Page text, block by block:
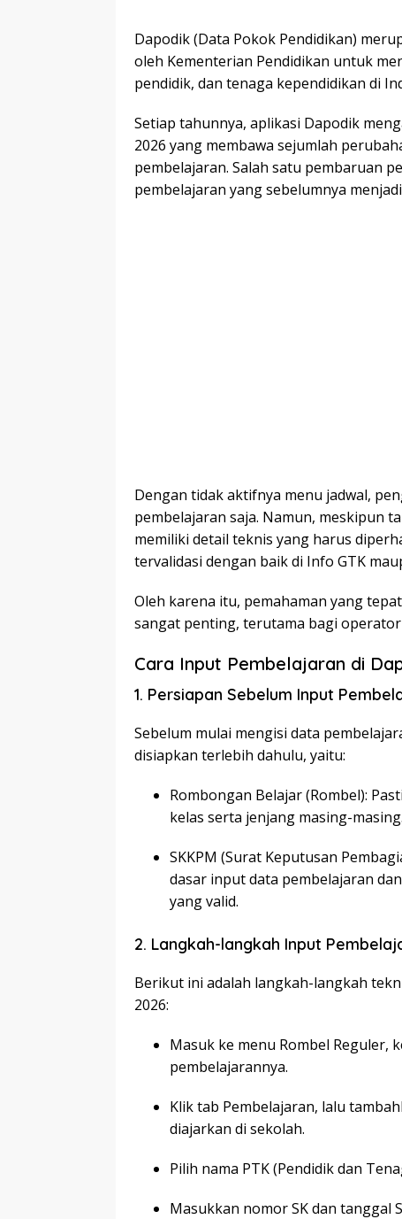
Dapodik (Data Pokok Pendidikan)
oleh Kementerian Pendidikan untuk
pendidik, dan tenaga kependidikan di
Setiap tahunnya, aplikasi Dapodik
2026 yang membawa sejumlah
pembelajaran. Salah satu pembaruan
pembelajaran yang sebelumnya
Dengan tidak aktifnya menu jadwal,
pembelajaran saja. Namun, meskipun
memiliki detail teknis yang harus
tervalidasi dengan baik di Info GTK
Oleh karena itu, pemahaman yang
sangat penting, terutama bagi operator
Cara Input Pembelajaran di
1. Persiapan Sebelum Input
Sebelum mulai mengisi data
disiapkan terlebih dahulu, yaitu:
Rombongan Belajar (Rombel):
kelas serta jenjang masing-masing.
SKKPM (Surat Keputusan
dasar input data pembelajaran
yang valid.
2. Langkah-langkah Input
Berikut ini adalah langkah-langkah
2026:
Masuk ke menu Rombel Reguler,
pembelajarannya.
Klik tab Pembelajaran, lalu
diajarkan di sekolah.
Pilih nama PTK (Pendidik dan
Masukkan nomor SK dan tanggal